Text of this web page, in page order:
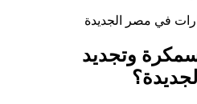
وتجديد